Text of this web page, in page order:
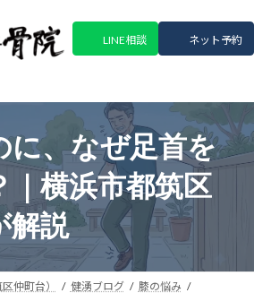
LINE相談 ネット予約
に、なぜ足首を
｜横浜市都筑区
解説
仲町台） 健湧ブログ
膝の悩み